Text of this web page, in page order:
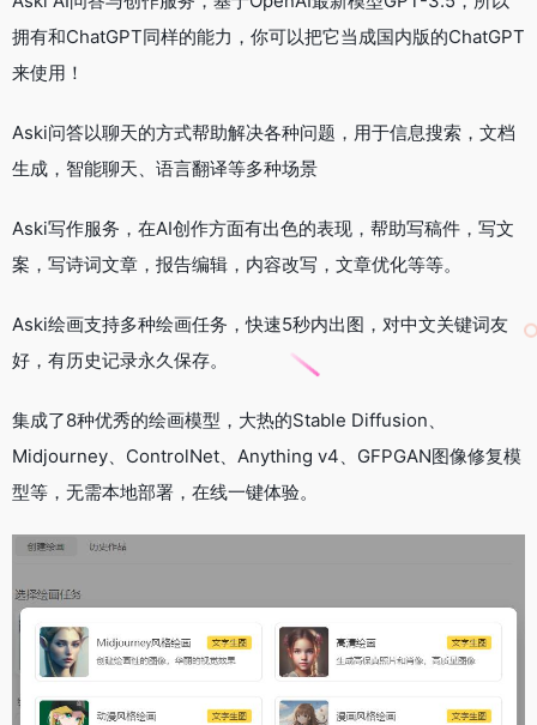
拥有和ChatGPT同样的能力，你可以把它当成国内版的ChatGPT
来使用！
Aski问答以聊天的方式帮助解决各种问题，用于信息搜索，文档
生成，智能聊天、语言翻译等多种场景
Aski写作服务，在AI创作方面有出色的表现，帮助写稿件，写文
案，写诗词文章，报告编辑，内容改写，文章优化等等。
Aski绘画支持多种绘画任务，快速5秒内出图，对中文关键词友
好，有历史记录永久保存。
集成了8种优秀的绘画模型，大热的Stable Diffusion、
Midjourney、ControlNet、Anything v4、GFPGAN图像修复模
型等，无需本地部署，在线一键体验。